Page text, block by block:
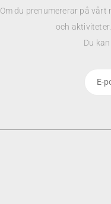
Om du prenumererar på
och
Du